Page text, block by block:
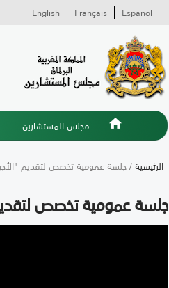
Español
Français
English
مجلس المستشارين
الرئيسية/ جلسة عمومية تخصص لتقديم
جلسة عمومية تخصص